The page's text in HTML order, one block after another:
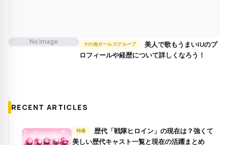
No Image その他ガールズグループ
ロフィールや経歴について詳しくなろう！
RECENT ARTICLES
特撮
美しい歴代キャスト一覧と現在の活躍まとめ